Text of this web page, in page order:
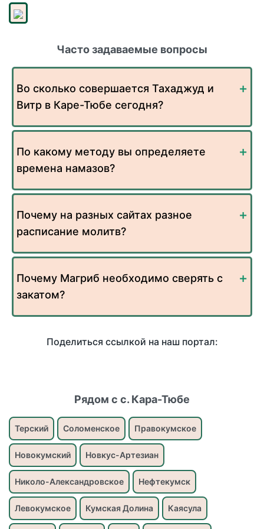
Часто задаваемые вопросы
Во сколько совершается Тахаджуд и
Витр в Каре-Тюбе сегодня?
По какому методу вы определяете
времена намазов?
Почему на разных сайтах разное
расписание молитв?
Почему Магриб необходимо сверять с
закатом?
Поделиться ссылкой на наш портал:
Рядом с с. Кара-Тюбе
Терский Соломенское Правокумское
Новокумский Новкус-Артезиан
Николо-Александровское Нефтекумск
Левокумское Кумская Долина Каясула